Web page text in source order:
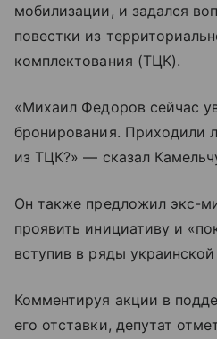
мобилизации, и задался
повестки из
комплектования (ТЦК).
«Михаил Федоров сейчас
бронирования. Приходили
из ТЦК?» — сказал
Он также предложил экс-
проявить инициативу и
вступив в ряды
Комментируя акции в
его отставки, депутат